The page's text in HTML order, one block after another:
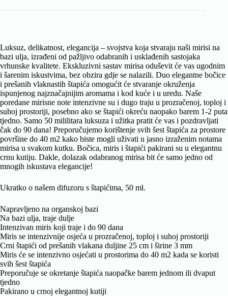
Luksuz, delikatnost, elegancija – svojstva koja stvaraju naši mirisi na
bazi ulja, izrađeni od pažljivo odabranih i usklađenih sastojaka
vrhunske kvalitete. Ekskluzivni sastav mirisa oduševit će vas ugodnim
i šarenim iskustvima, bez obzira gdje se nalazili. Duo elegantne bočice
i prešanih vlaknastih štapića omogućit će stvaranje okruženja
ispunjenog najznačajnijim aromama i kod kuće i u uredu. Naše
poredane mirisne note intenzivne su i dugo traju u prozračenoj, toploj i
suhoj prostoriji, posebno ako se štapići okreću naopako barem 1-2 puta
tjedno. Samo 50 mililitara luksuza i užitka pratit će vas i pozdravljati
čak do 90 dana! Preporučujemo korištenje svih šest štapića za prostore
površine do 40 m2 kako biste mogli uživati ​​u jasno izraženim notama
mirisa u svakom kutku. Bočica, miris i štapići pakirani su u elegantnu
crnu kutiju. Dakle, dolazak odabranog mirisa bit će samo jedno od
mnogih iskustava elegancije!
Ukratko o našem difuzoru s štapićima, 50 ml.
Napravljeno na organskoj bazi
Na bazi ulja, traje dulje
Intenzivan miris koji traje i do 90 dana
Miris se intenzivnije osjeća u prozračenoj, toploj i suhoj prostoriji
Crni štapići od prešanih vlakana duljine 25 cm i širine 3 mm
Miris će se intenzivno osjećati u prostorima do 40 m2 kada se koristi
svih šest štapića
Preporučuje se okretanje štapića naopačke barem jednom ili dvaput
tjedno
Pakirano u crnoj elegantnoj kutiji